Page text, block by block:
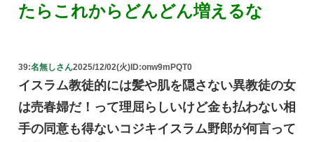
たらこれからどんどん増えるな
39:名無しさん2025/12/02(火)ID:onw9mPQT0
イスラム教徒的には髪や肌を隠さない異教徒の女
は売春婦だ！って理屈らしいけど金も払わない相
手の同意も得ないコジキイスラム野郎が何言って